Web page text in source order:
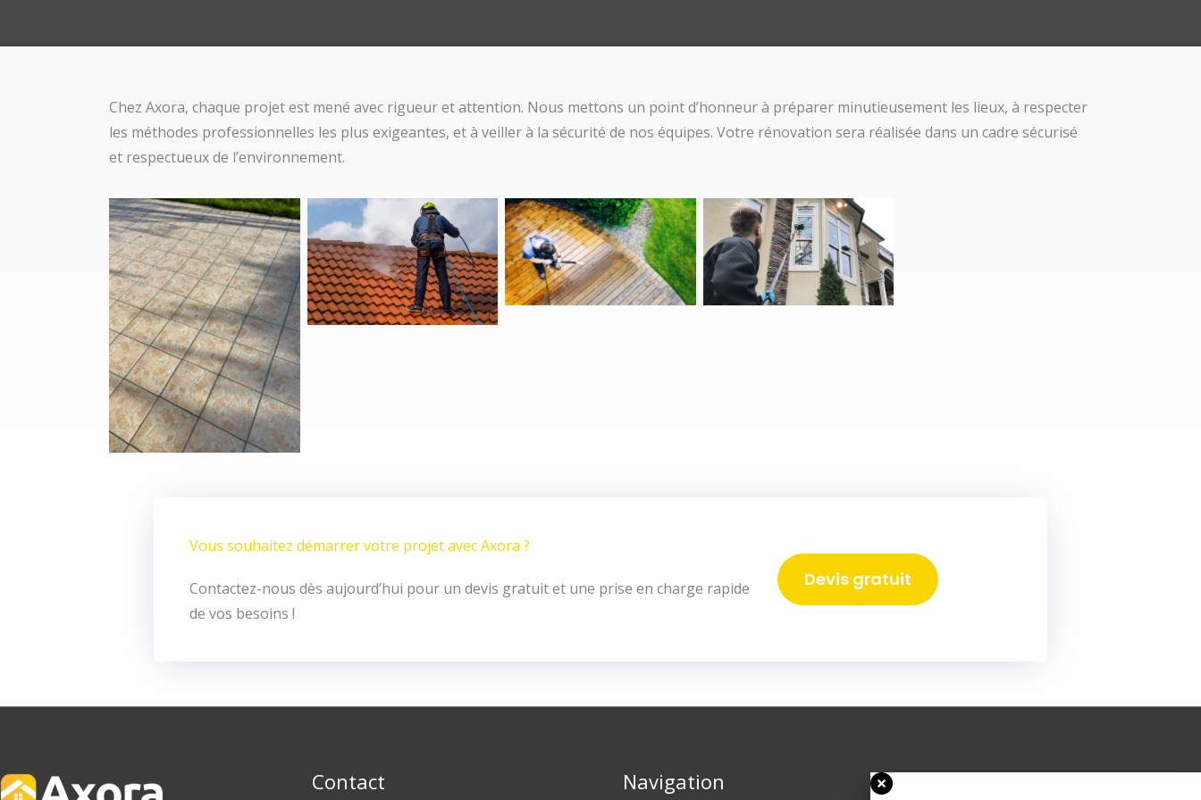
Chez Axora, chaque projet est mené avec rigueur et attention. Nous mettons un point d’honneur à préparer minutieusement les lieux, à respecter
les méthodes professionnelles les plus exigeantes, et à veiller à la sécurité de nos équipes. Votre rénovation sera réalisée dans un cadre sécurisé
et respectueux de l’environnement.
Nettoyage d’une terrasse
Nettoyage d’une toiture
en tuile
Aucune légende Aucune légende
Vous souhaitez démarrer votre projet avec Axora ?
Contactez-nous dès aujourd’hui pour un devis gratuit et une prise en charge rapide
de vos besoins !
Devis gratuit
Contact Navigation Nos services